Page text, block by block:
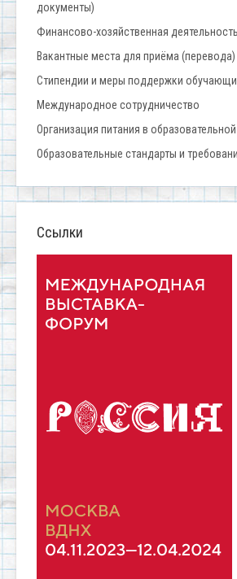
документы)
Финансово-хозяйственная деятельность
Вакантные места для приёма
Стипендии и меры поддержки
Международное сотрудничество
Организация питания в
Образовательные стандарты и
Ссылки